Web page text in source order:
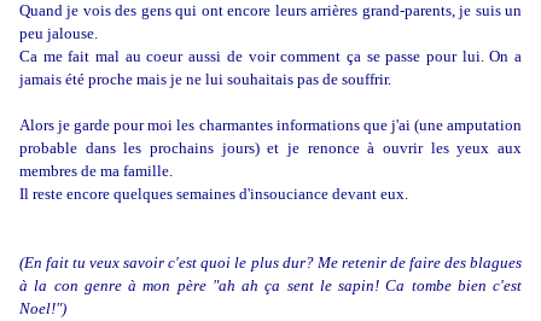
Quand je vois des gens qui ont encore leurs arrières grand-parents, je suis un
peu jalouse.
Ca me fait mal au coeur aussi de voir comment ça se passe pour lui. On a
jamais été proche mais je ne lui souhaitais pas de souffrir.
Alors je garde pour moi les charmantes informations que j'ai (une amputation
probable dans les prochains jours) et je renonce à ouvrir les yeux aux
membres de ma famille.
Il reste encore quelques semaines d'insouciance devant eux.
(En fait tu veux savoir c'est quoi le plus dur? Me retenir de faire des blagues
à la con genre à mon père "ah ah ça sent le sapin! Ca tombe bien c'est
Noel!")